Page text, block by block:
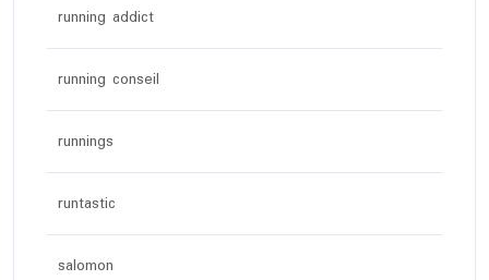
running addict
running conseil
runnings
runtastic
salomon